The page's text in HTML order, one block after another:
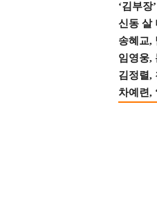
‘김부
신동 살
송혜교,
임영웅,
김정렬,
차예련,